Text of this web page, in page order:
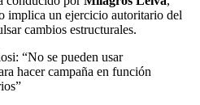
implica un ejercicio autoritario del
cambios estructurales.
“No se pueden usar
hacer campaña en función